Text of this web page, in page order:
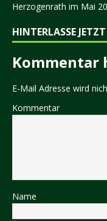
Herzogenrath im Mai
HINTERLASSE
Kommentar
E-Mail Adresse wird
Kommentar
Name